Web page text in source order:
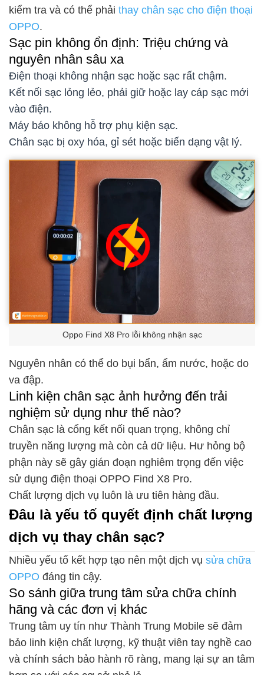
kiểm tra và có thể phải thay chân sạc cho điện thoại
OPPO.
Sạc pin không ổn định: Triệu chứng và
nguyên nhân sâu xa
Điện thoại không nhận sạc hoặc sạc rất chậm.
Kết nối sạc lỏng lẻo, phải giữ hoặc lay cáp sạc mới
vào điện.
Máy báo không hỗ trợ phụ kiện sạc.
Chân sạc bị oxy hóa, gỉ sét hoặc biến dạng vật lý.
Oppo Find X8 Pro lỗi không nhận sạc
Nguyên nhân có thể do bụi bẩn, ẩm nước, hoặc do
va đập.
Linh kiện chân sạc ảnh hưởng đến trải
nghiệm sử dụng như thế nào?
Chân sạc là cổng kết nối quan trọng, không chỉ
truyền năng lượng mà còn cả dữ liệu. Hư hỏng bộ
phận này sẽ gây gián đoạn nghiêm trọng đến việc
sử dụng điện thoại OPPO Find X8 Pro.
Chất lượng dịch vụ luôn là ưu tiên hàng đầu.
Đâu là yếu tố quyết định chất lượng
dịch vụ thay chân sạc?
Nhiều yếu tố kết hợp tạo nên một dịch vụ sửa chữa
OPPO đáng tin cậy.
So sánh giữa trung tâm sửa chữa chính
hãng và các đơn vị khác
Trung tâm uy tín như Thành Trung Mobile sẽ đảm
bảo linh kiện chất lượng, kỹ thuật viên tay nghề cao
và chính sách bảo hành rõ ràng, mang lại sự an tâm